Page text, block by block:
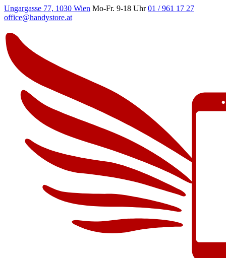
Ungargasse 77, 1030 Wien Mo-Fr. 9-18 Uhr 01 / 961 17 27
office@handystore.at